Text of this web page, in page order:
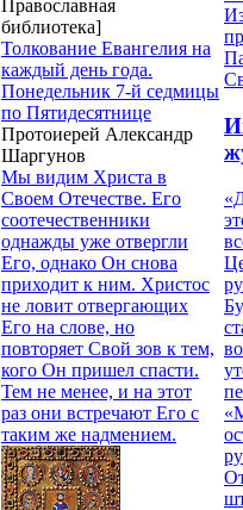
Православная
библиотека]
Толкование Евангелия на
каждый день года.
Понедельник 7-й седмицы
по Пятидесятнице
Протоиерей Александр
Шаргунов
Мы видим Христа в
Своем Отечестве. Его
соотечественники
однажды уже отвергли
Его, однако Он снова
приходит к ним. Христос
не ловит отвергающих
Его на слове, но
повторяет Свой зов к тем,
кого Он пришел спасти.
Тем не менее, и на этот
раз они встречают Его с
таким же надмением.